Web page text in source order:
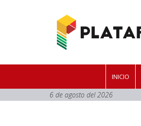
INICIO
6 de agosto del 2026